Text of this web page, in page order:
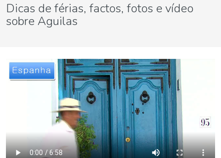
Dicas de férias, factos, fotos e vídeo
sobre Aguilas